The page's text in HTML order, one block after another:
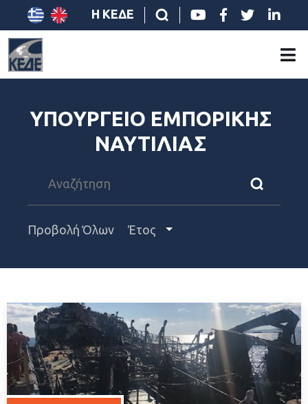
Η ΚΕΔΕ
ΥΠΟΥΡΓΕΙΟ ΕΜΠΟΡΙΚΗΣ
ΝΑΥΤΙΛΙΑΣ
Προβολή Όλων Έτος